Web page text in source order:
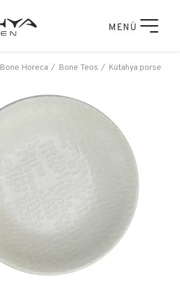
MENÜ
Bone Horeca Bone Teos Kütahya porselen